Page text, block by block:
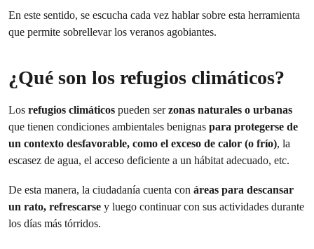
En este sentido, se escucha cada vez hablar sobre esta herramienta
que permite sobrellevar los veranos agobiantes.
¿Qué son los refugios climáticos?
Los refugios climáticos pueden serzonas naturales o urbanas
que tienen condiciones ambientales benignas para protegerse de
un contexto desfavorable, como el exceso de calor (o frío), la
escasez de agua, el acceso deficiente a un hábitat adecuado, etc.
De esta manera, la ciudadanía cuenta con áreas para descansar
un rato, refrescarse y luego continuar con sus actividades durante
los días más tórridos.